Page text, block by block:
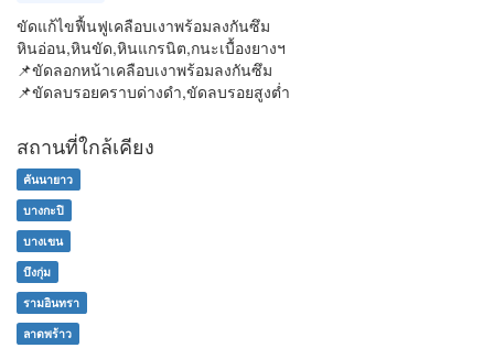
ขัดแก้ไขฟื้นฟูเคลือบเงาพร้อมลงกันซึม
หินอ่อน,หินขัด,หินแกรนิต,กนะเบื้องยางฯ
📌ขัดลอกหน้าเคลือบเงาพร้อมลงกันซึม
📌ขัดลบรอยคราบด่างดำ,ขัดลบรอยสูงต่ำ
สถานที่ใกล้เคียง
คันนายาว
บางกะปิ
บางเขน
บึงกุ่ม
รามอินทรา
ลาดพร้าว